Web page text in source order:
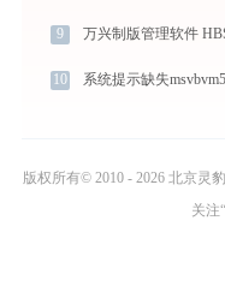
9
10 系统提示缺失
版权所有© 2010 - 2026 北京灵
关注